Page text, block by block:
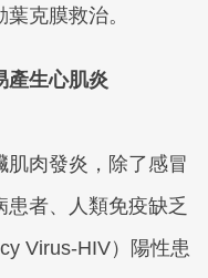
克膜救治。
生心肌炎
肌肉發炎，除了感冒
者、人類免疫缺乏
Virus-HIV）陽性患